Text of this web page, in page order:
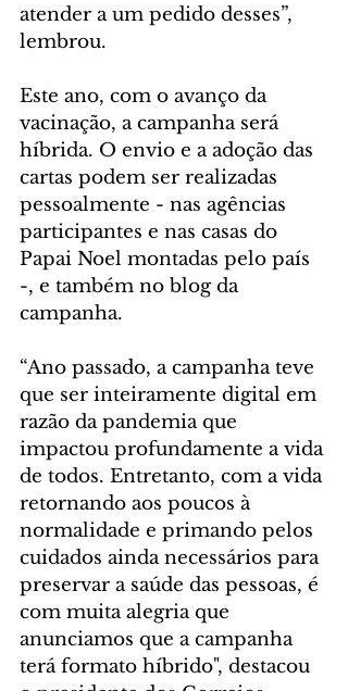
atender a um pedido desses”,
lembrou.
Este ano, com o avanço da
vacinação, a campanha será
híbrida. O envio e a adoção das
cartas podem ser realizadas
pessoalmente - nas agências
participantes e nas casas do
Papai Noel montadas pelo país
-, e também no blog da
campanha.
“Ano passado, a campanha teve
que ser inteiramente digital em
razão da pandemia que
impactou profundamente a vida
de todos. Entretanto, com a vida
retornando aos poucos à
normalidade e primando pelos
cuidados ainda necessários para
preservar a saúde das pessoas, é
com muita alegria que
anunciamos que a campanha
terá formato híbrido", destacou